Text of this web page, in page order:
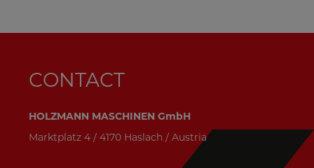
CONTACT
HOLZMANN MASCHINEN GmbH
Marktplatz 4 / 4170 Haslach / Austria